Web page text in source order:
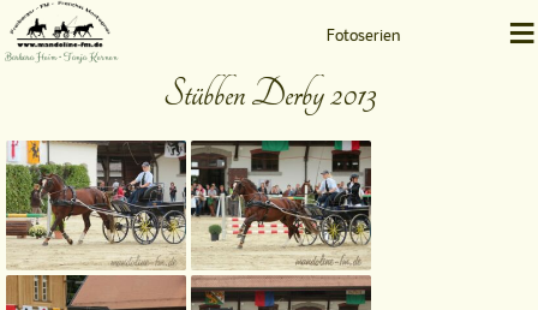
Barbara Heim • Tanja Kernen
Fotoserien ≡
Stübben Derby 2013